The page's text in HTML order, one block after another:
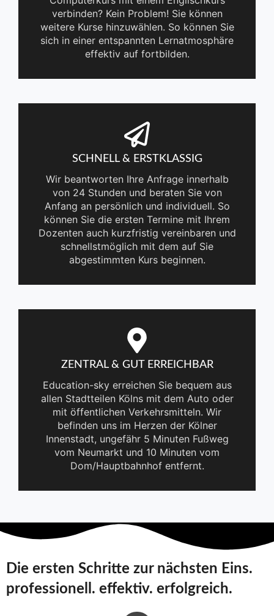
verbinden? Kein Problem! Sie können
weitere Kurse hinzuwählen. So können Sie
sich in einer entspannten Lernatmosphäre
effektiv auf fortbilden.
SCHNELL & ERSTKLASSIG
Wir beantworten Ihre Anfrage innerhalb
von 24 Stunden und beraten Sie von
Anfang an persönlich und individuell. So
können Sie die ersten Termine mit Ihrem
Dozenten auch kurzfristig vereinbaren und
schnellstmöglich mit dem auf Sie
abgestimmten Kurs beginnen.
ZENTRAL & GUT ERREICHBAR
Education-sky erreichen Sie bequem aus
allen Stadtteilen Kölns mit dem Auto oder
mit öffentlichen Verkehrsmitteln. Wir
befinden uns im Herzen der Kölner
Innenstadt, ungefähr 5 Minuten Fußweg
vom Neumarkt und 10 Minuten vom
Dom/Hauptbahnhof entfernt.
Die ersten Schritte zur nächsten Eins.
professionell. effektiv. erfolgreich.